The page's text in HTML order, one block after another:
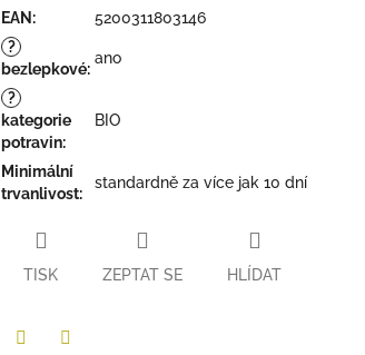
EAN :
5200311803146
?
bezlepkové:
ano
?
kategorie
potravin:
BIO
Minimální
trvanlivost:
standardně za více jak 10 dní
TISK ZEPTAT SE HLÍDAT